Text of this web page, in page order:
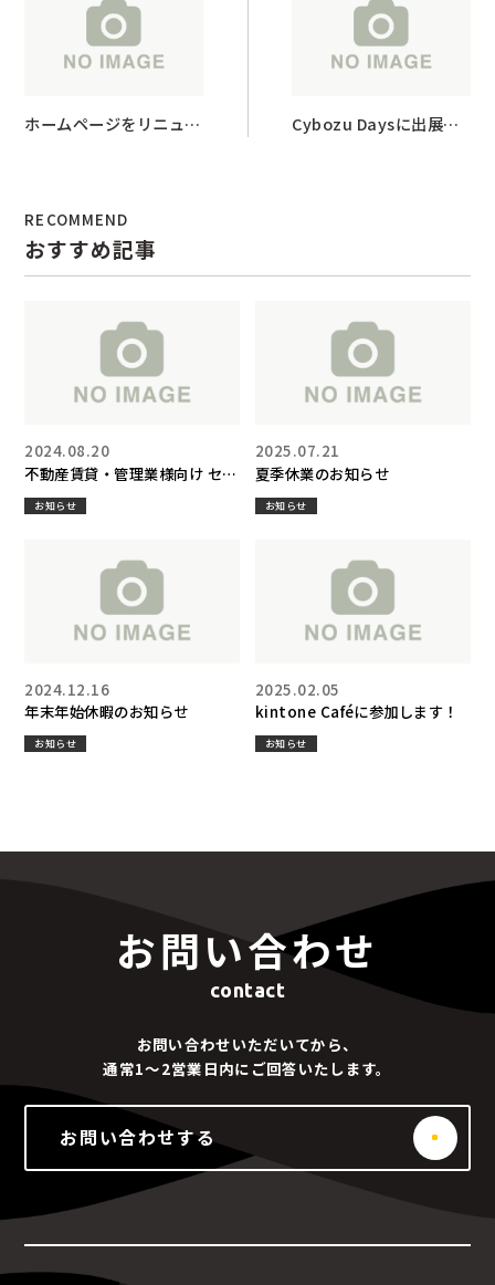
ホームページをリニュー
Cybozu Daysに出展し
RECOMMEND
おすすめ記事
不動産賃貸・管理業様向け セミ
ナーを開催します
2024.08.20
お知らせ
夏季休業のお知らせ
2025.07.21
お知らせ
年末年始休暇のお知らせ
2024.12.16
お知らせ
kintone Caféに参加します！
2025.02.05
お知らせ
お問い合わせ
contact
お問い合わせいただいてから、
通常1～2営業日内にご回答いたします。
お問い合わせする